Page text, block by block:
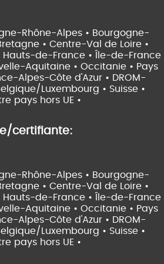
Rhône-Alpes • Bourgogne-
• Centre-Val de Loire •
Hauts-de-France •
Île-de-France
Aquitaine • Occitanie • Pays
Alpes-Côte d'Azur • DROM-
Luxembourg • Suisse •
pays hors UE •
certifiante:
Rhône-Alpes • Bourgogne-
• Centre-Val de Loire •
Hauts-de-France •
Île-de-France
Aquitaine • Occitanie • Pays
Alpes-Côte d'Azur • DROM-
Luxembourg • Suisse •
pays hors UE •